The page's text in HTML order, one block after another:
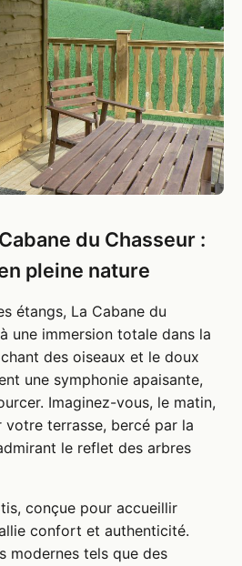
du Chasseur :
pleine nature
étangs, La Cabane du
une immersion totale dans la
des oiseaux et le doux
une symphonie apaisante,
Imaginez-vous, le matin,
votre terrasse, bercé par la
le reflet des arbres
conçue pour accueillir
confort et authenticité.
modernes tels que des